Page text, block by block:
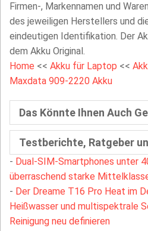
Firmen-, Markennamen und
des jeweiligen Herstellers und
eindeutigen Identifikation. Der
dem Akku Original.
Home << Akku für Laptop <<
Maxdata 909-2220 Akku
Das Könnte Ihnen Auch
Testberichte, Ratgeber
- Dual-SIM-Smartphones unter
überraschend starke
- Der Dreame T16 Pro Heat im
Heißwasser und multispektrale
Reinigung neu definieren